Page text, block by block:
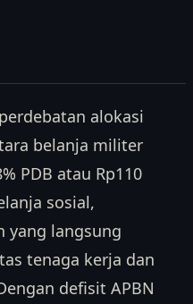
alokasi
belanja militer
PDB atau Rp110
sosial,
yang langsung
tenaga kerja dan
defisit APBN